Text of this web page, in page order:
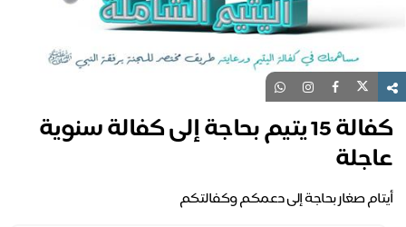
كفالة 15 يتيم بحاجة إلى كفالة سنوية
عاجلة
أيتام صغار بحاجة إلى دعمكم وكفالتكم